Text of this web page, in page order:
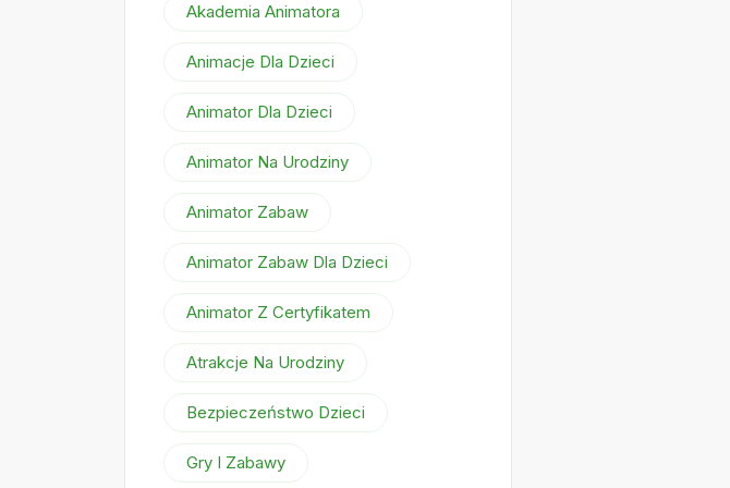
Akademia Animatora
Animacje Dla Dzieci
Animator Dla Dzieci
Animator Na Urodziny
Animator Zabaw
Animator Zabaw Dla Dzieci
Animator Z Certyfikatem
Atrakcje Na Urodziny
Bezpieczeństwo Dzieci
Gry I Zabawy